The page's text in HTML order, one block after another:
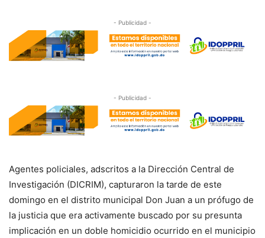
- Publicidad -
- Publicidad -
Agentes policiales, adscritos a la Dirección Central de
Investigación (DICRIM), capturaron la tarde de este
domingo en el distrito municipal Don Juan a un prófugo de
la justicia que era activamente buscado por su presunta
implicación en un doble homicidio ocurrido en el municipio